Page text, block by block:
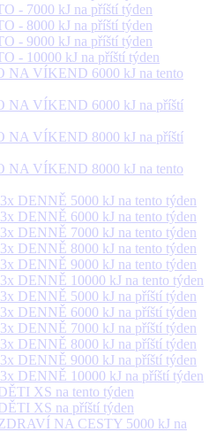
- 7000 kJ na příští týden
- 8000 kJ na příští týden
- 9000 kJ na příští týden
- 10000 kJ na příští týden
NA VÍKEND 6000 kJ na tento
NA VÍKEND 6000 kJ na příští
NA VÍKEND 8000 kJ na příští
NA VÍKEND 8000 kJ na tento
DENNĚ 5000 kJ na tento týden
DENNĚ 6000 kJ na tento týden
DENNĚ 7000 kJ na tento týden
DENNĚ 8000 kJ na tento týden
DENNĚ 9000 kJ na tento týden
DENNĚ 10000 kJ na tento týden
DENNĚ 5000 kJ na příští týden
DENNĚ 6000 kJ na příští týden
DENNĚ 7000 kJ na příští týden
DENNĚ 8000 kJ na příští týden
DENNĚ 9000 kJ na příští týden
DENNĚ 10000 kJ na příští týden
XS na tento týden
XS na příští týden
NA CESTY 5000 kJ na